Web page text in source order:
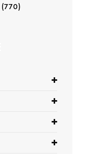
(770)